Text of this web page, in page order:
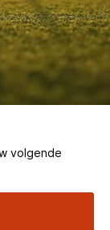
volgende